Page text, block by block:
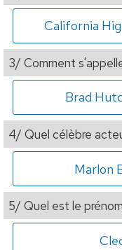
California
3/ Comment
Brad
4/ Quel célèbre
Marlon
5/ Quel est le